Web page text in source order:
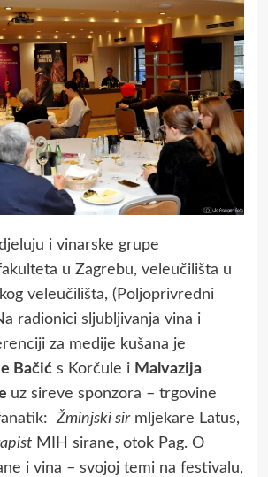
i vinarske grupe
u Zagrebu, veleučilišta u
veleučilišta, (Poljoprivredni
radionici sljubljivanja vina i
za medije kušana je
Bačićs Korčule i Malvazija
uz sireve sponzora – trgovine
Žminjski sirmljekare Latus,
MIH sirane, otok Pag. O
i vina – svojoj temi na festivalu,